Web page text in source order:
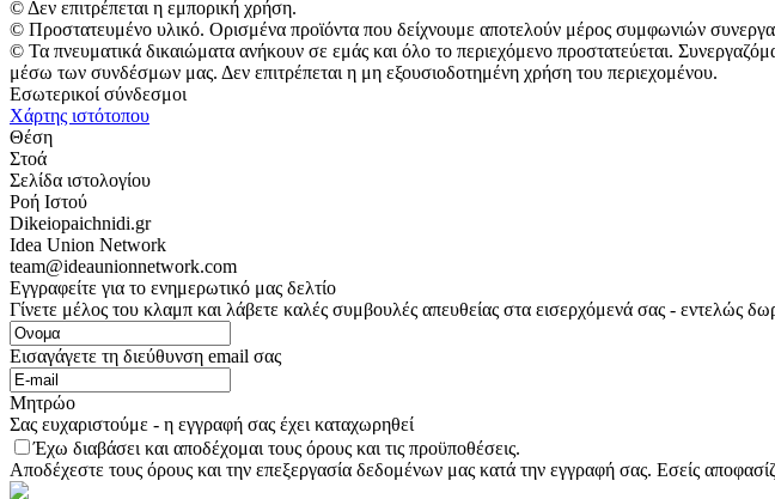
© Δεν επιτρέπεται η εμπορική χρήση.
© Προστατευμένο υλικό. Ορισμένα προϊόντα που δείχνουμε αποτελούν μέρος συμφωνιών
© Τα πνευματικά δικαιώματα ανήκουν σε εμάς και όλο το περιεχόμενο προστατεύεται.
μέσω των συνδέσμων μας. Δεν επιτρέπεται η μη εξουσιοδοτημένη χρήση του περιεχομένου.
Εσωτερικοί σύνδεσμοι
Χάρτης ιστότοπου
Θέση
Στοά
Σελίδα ιστολογίου
Ροή Ιστού
Dikeiopaichnidi.gr
Idea Union Network
team@ideaunionnetwork.com
Εγγραφείτε για το ενημερωτικό μας δελτίο
Γίνετε μέλος του κλαμπ και λάβετε καλές συμβουλές απευθείας στα εισερχόμενά σας - εντελώς
Εισαγάγετε τη διεύθυνση email σας
Μητρώο
Σας ευχαριστούμε - η εγγραφή σας έχει καταχωρηθεί
Έχω διαβάσει και αποδέχομαι τους όρους και τις προϋποθέσεις.
Αποδέχεστε τους όρους και την επεξεργασία δεδομένων μας κατά την εγγραφή σας. Εσείς